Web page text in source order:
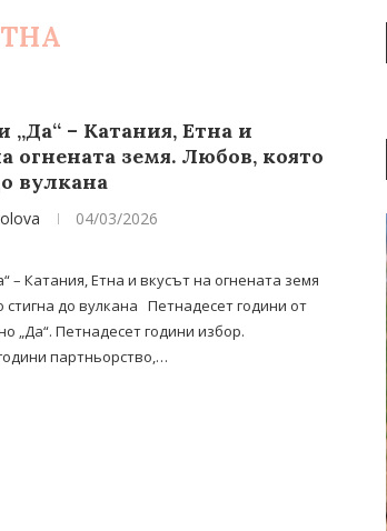
„Да“ – Катания, Етна и
огнената земя. Любов, която
вулкана
04/03/2026
– Катания, Етна и вкусът на огнената земя
стигна до вулкана Петнадесет години от
„Да“. Петнадесет години избор.
партньорство,…